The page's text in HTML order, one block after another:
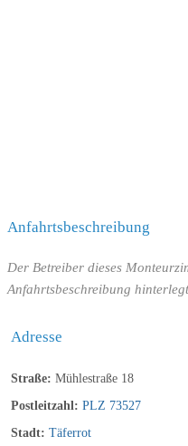
Anfahrtsbeschreibung
Der Betreiber dieses
Anfahrtsbeschreibung
Adresse
Straße: Mühlestraße 18
Postleitzahl: PLZ 73527
Stadt: Täferrot